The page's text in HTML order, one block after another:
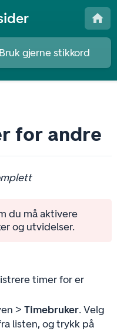
for andre
du må aktivere
og utvidelser.
timer for er
> Timebruker. Velg
listen, og trykk på